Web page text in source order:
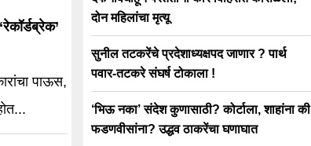
पाऊस,
दोन महिलांचा मृत्यू
सुनील तटकरेंचे प्रदेशाध्यक्षपद जाणार ? पार्थ
पवार-तटकरे संघर्ष टोकाला !
‘भिऊ नका’ संदेश कुणासाठी? कोर्टाला, शाहांना की
फडणवीसांना? उद्धव ठाकरेंचा घणाघात